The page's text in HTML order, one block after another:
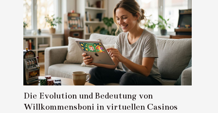
Die Evolution und Bedeutung von
Willkommensboni in virtuellen Casinos